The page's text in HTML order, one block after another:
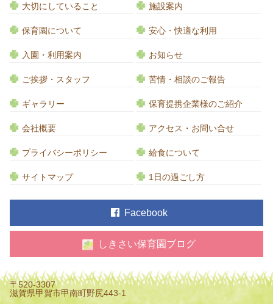
大切にしていること 施設案内
保育園について 安心・快適な利用
入園・利用案内 お知らせ
ご挨拶・スタッフ 苦情・相談のご報告
ギャラリー 保育提携企業様のご紹介
会社概要 アクセス・お問い合せ
プライバシーポリシー 給食について
サイトマップ 1日の過ごし方
Facebook
しきさい保育園ブログ
〒520-3307
滋賀県甲賀市甲南町野尻443-1